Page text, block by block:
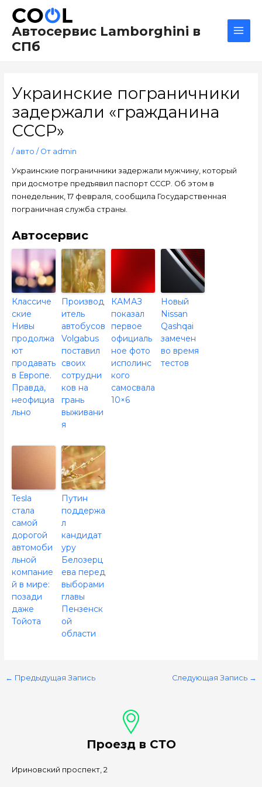
содержимому
Автосервис Lamborghini в
СПб
Украинские пограничники
задержали «гражданина
СССР»
/ авто / От admin
Украинские пограничники задержали мужчину, который
при досмотре предъявил паспорт СССР. Об этом в
понедельник, 17 февраля, сообщила Государственная
пограничная служба страны.
Автосервис
Классиче
ские
Нивы
продолжа
ют
продавать
в Европе.
Правда,
неофициа
льно
Производ
итель
автобусов
Volgabus
поставил
своих
сотрудни
ков на
грань
выживани
я
КАМАЗ
показал
первое
официаль
ное фото
исполинс
кого
самосвала
10×6
Новый
Nissan
Qashqai
замечен
во время
тестов
Tesla
стала
самой
дорогой
автомоби
льной
компание
й в мире:
позади
даже
Тойота
Путин
поддержа
л
кандидат
уру
Белозерц
ева перед
выборами
главы
Пензенск
ой
области
по
записям
← Предыдущая Запись Следующая Запись →
Проезд в СТО
Ириновский проспект, 2